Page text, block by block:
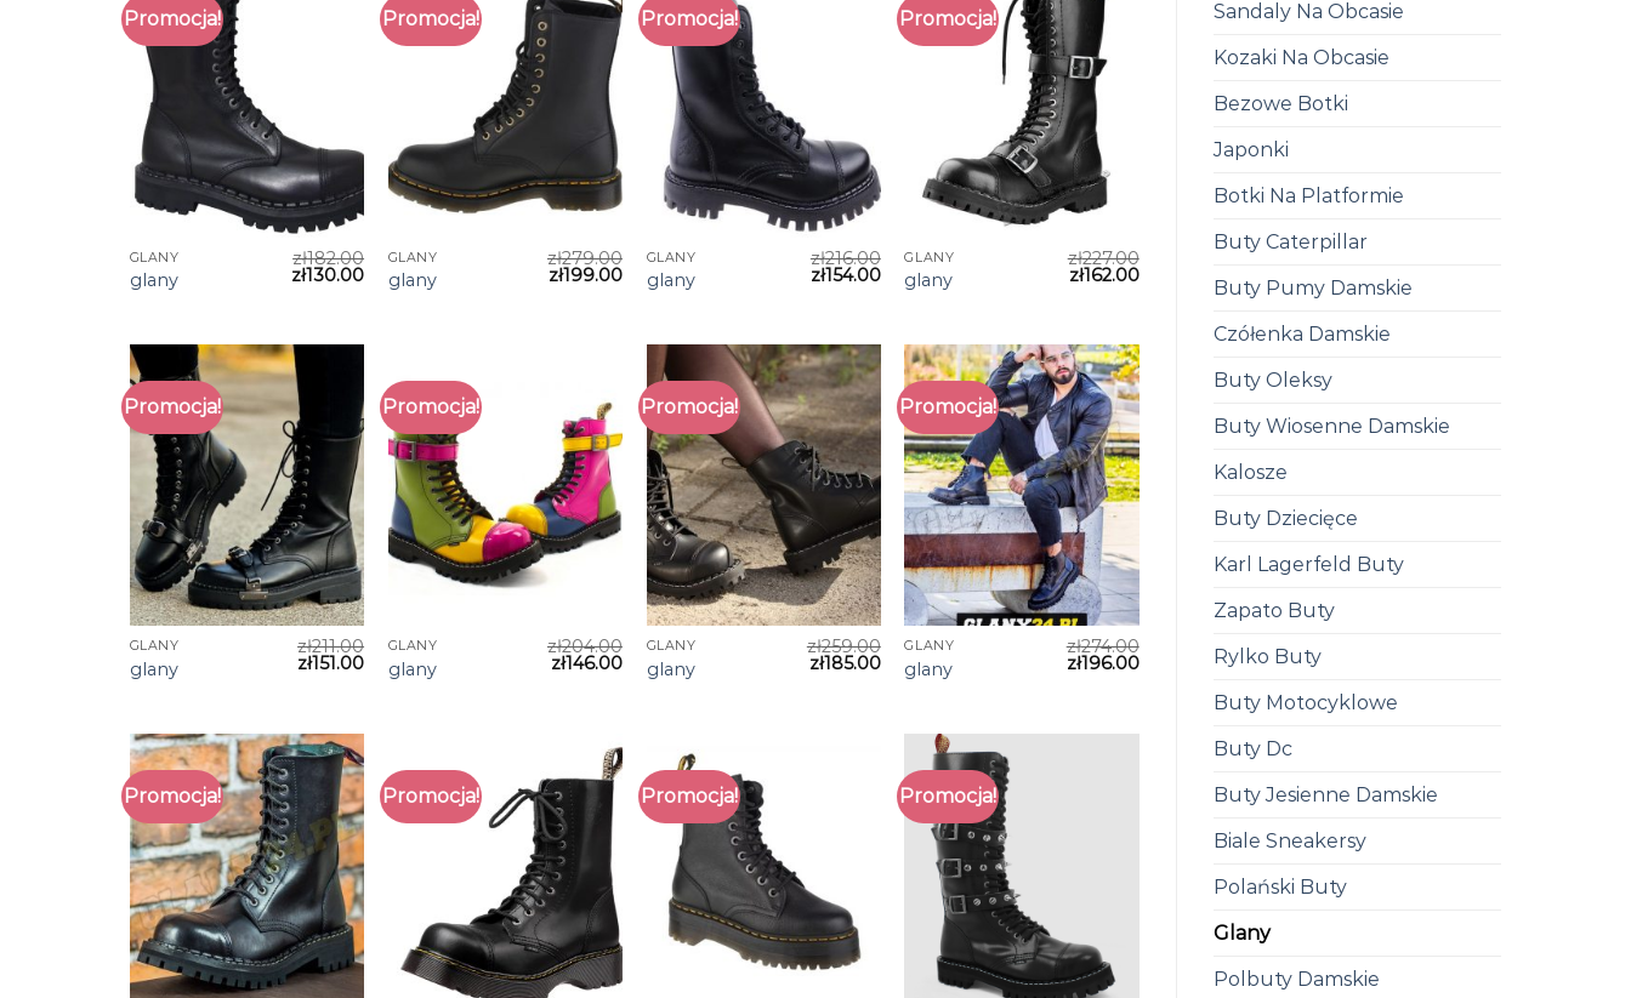
Sandaly Na Obcasie
Kozaki Na Obcasie
Bezowe Botki
Japonki
Botki Na Platformie
Buty Caterpillar
Buty Pumy Damskie
Czółenka Damskie
Buty Oleksy
Buty Wiosenne Damskie
Kalosze
Buty Dziecięce
Karl Lagerfeld Buty
Zapato Buty
Rylko Buty
Buty Motocyklowe
Buty Dc
Buty Jesienne Damskie
Biale Sneakersy
Polański Buty
Glany
Polbuty Damskie
Promocja!
GLANY
glany
zł182.00
zł130.00
Promocja!
GLANY
glany
zł279.00
zł199.00
Promocja!
GLANY
glany
zł216.00
zł154.00
Promocja!
GLANY
glany
zł227.00
zł162.00
Promocja!
GLANY
glany
zł211.00
zł151.00
Promocja!
GLANY
glany
zł204.00
zł146.00
Promocja!
GLANY
glany
zł259.00
zł185.00
Promocja!
GLANY
glany
zł274.00
zł196.00
Promocja! Promocja! Promocja! Promocja!